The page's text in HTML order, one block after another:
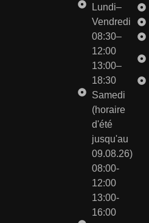
Lundi–
Vendredi
08:30–
12:00
13:00–
18:30
Samedi
(horaire
d'été
jusqu'au
09.08.26)
08:00-
12:00
13:00-
16:00